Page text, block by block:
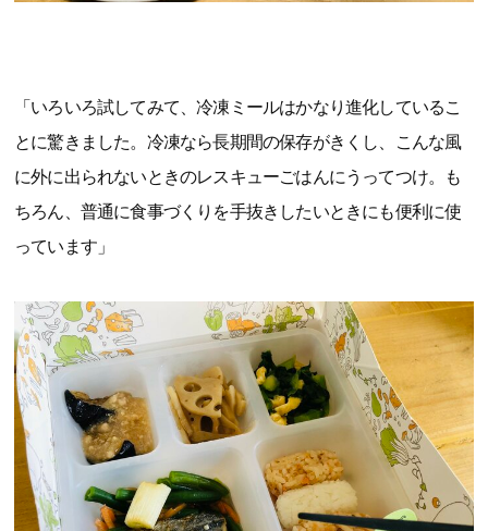
「いろいろ試してみて、冷凍ミールはかなり進化しているこ
とに驚きました。冷凍なら長期間の保存がきくし、こんな風
に外に出られないときのレスキューごはんにうってつけ。も
ちろん、普通に食事づくりを手抜きしたいときにも便利に使
っています」